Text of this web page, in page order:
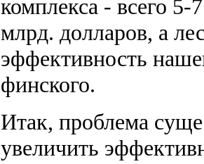
комплекса - всего
млрд. долларов, а
эффективность
финского.
Итак, проблема
увеличить